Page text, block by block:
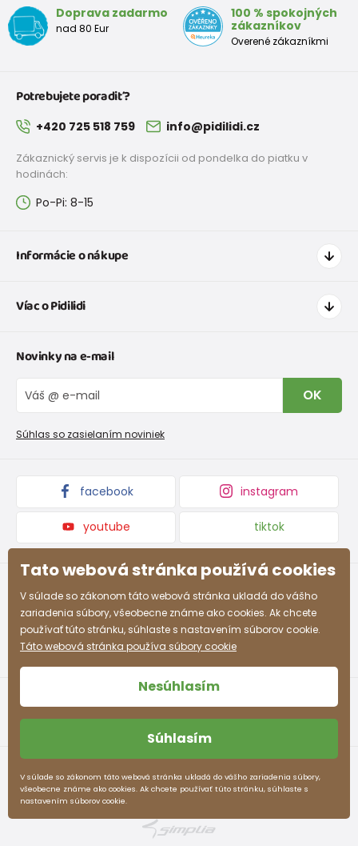
Doprava zadarmo
nad 80 Eur
100 % spokojných
zákazníkov
Overené zákazníkmi
Potrebujete poradiť?
+420 725 518 759 info@pidilidi.cz
Zákaznický servis je k dispozícii od pondelka do piatku v
hodinách:
Po-Pi: 8-15
Informácie o nákupe
Doprava a platba
Tabuľka veľkostí obuvi
Vrátenie tovaru a reklamacie
Reklamačný poriadok
Nevyzdvihnutá objednávka na dobierku
Víac o Pidilidi
O nás
Blog
Veľkoobchod PiDiLiDi
Kolekcie tovaru
Novinky na e-mail
OK
Súhlas so zasielaním noviniek
facebook instagram
youtube tiktok
pidilidi.sk © 2026. WebdesignLitvanyi.sk.
Tato webová stránka používá cookies
V súlade so zákonom táto webová stránka ukladá do vášho
zariadenia súbory, všeobecne známe ako cookies. Ak chcete
používať túto stránku, súhlaste s nastavením súborov cookie.
Táto webová stránka používa súbory cookie
Nesúhlasím
Súhlasím
V súlade so zákonom táto webová stránka ukladá do vášho zariadenia súbory,
všeobecne známe ako cookies. Ak chcete používať túto stránku, súhlaste s
nastavením súborov cookie.